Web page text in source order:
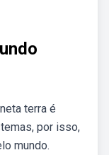
terra é
por isso,
mundo.